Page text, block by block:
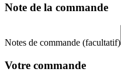
Note de la commande
Notes de commande (facultatif)
Votre commande